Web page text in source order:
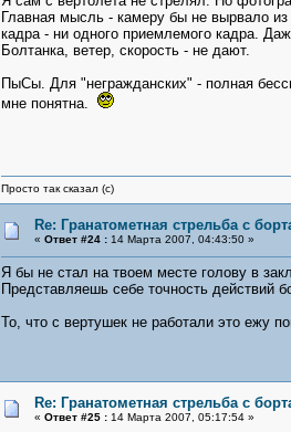
Главная мысль - камеру бы не вырвало
кадра - ни одного приемлемого кадра.
Болтанка, ветер, скорость - не дают.
ПыСы. Для "негражданских" - полная
мне понятна.
Просто так сказал (с)
Re: Гранатометная стрельба с
« Ответ #24 :14 Марта 2007, 04:43:50 »
Я бы не стал на твоем месте голову в
Представляешь себе точность действий
То, что с вертушек не работали это ежу
Re: Гранатометная стрельба с
« Ответ #25 :14 Марта 2007, 05:17:54 »